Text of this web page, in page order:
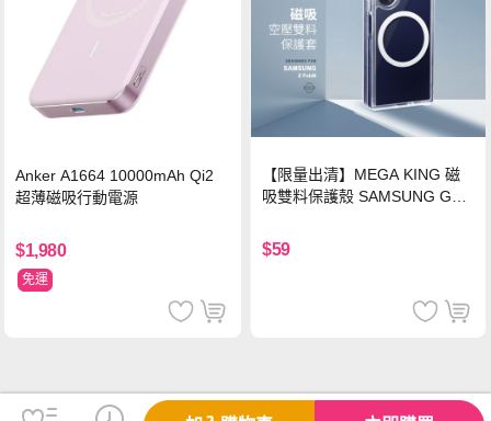
Anker A1664 10000mAh Qi2
超薄磁吸行動電源
$1,980
免運
【限量出清】MEGA KING 磁
吸雙料保護殼 SAMSUNG Gala
$59